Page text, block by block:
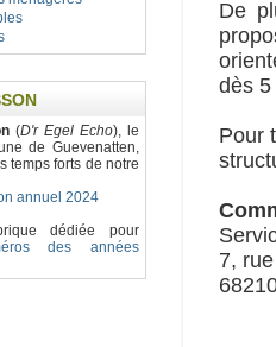
(D'r Egel Echo), le
de Guevenatten,
temps forts de notre
annuel 2024
dédiée pour
des années
De
dès 5
Pour
7,